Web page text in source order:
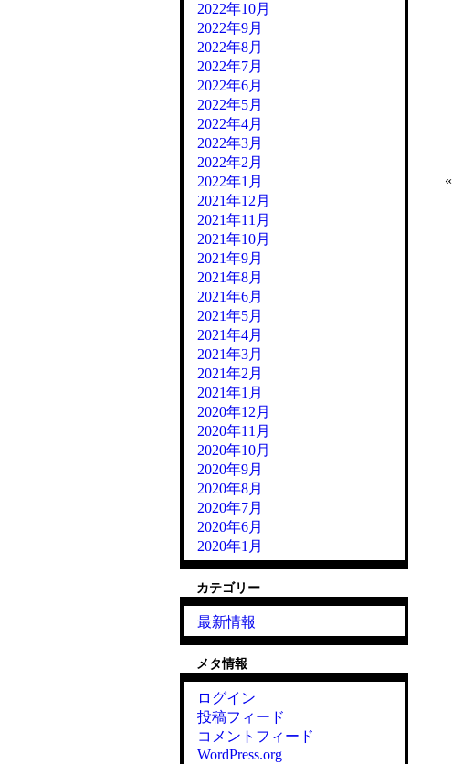
«
2022年10月
2022年9月
2022年8月
2022年7月
2022年6月
2022年5月
2022年4月
2022年3月
2022年2月
2022年1月
2021年12月
2021年11月
2021年10月
2021年9月
2021年8月
2021年6月
2021年5月
2021年4月
2021年3月
2021年2月
2021年1月
2020年12月
2020年11月
2020年10月
2020年9月
2020年8月
2020年7月
2020年6月
2020年1月
カテゴリー
最新情報
メタ情報
ログイン
投稿フィード
コメントフィード
WordPress.org